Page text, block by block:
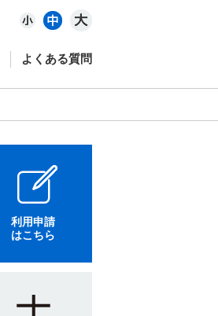
よくある質問
利用申請
はこちら